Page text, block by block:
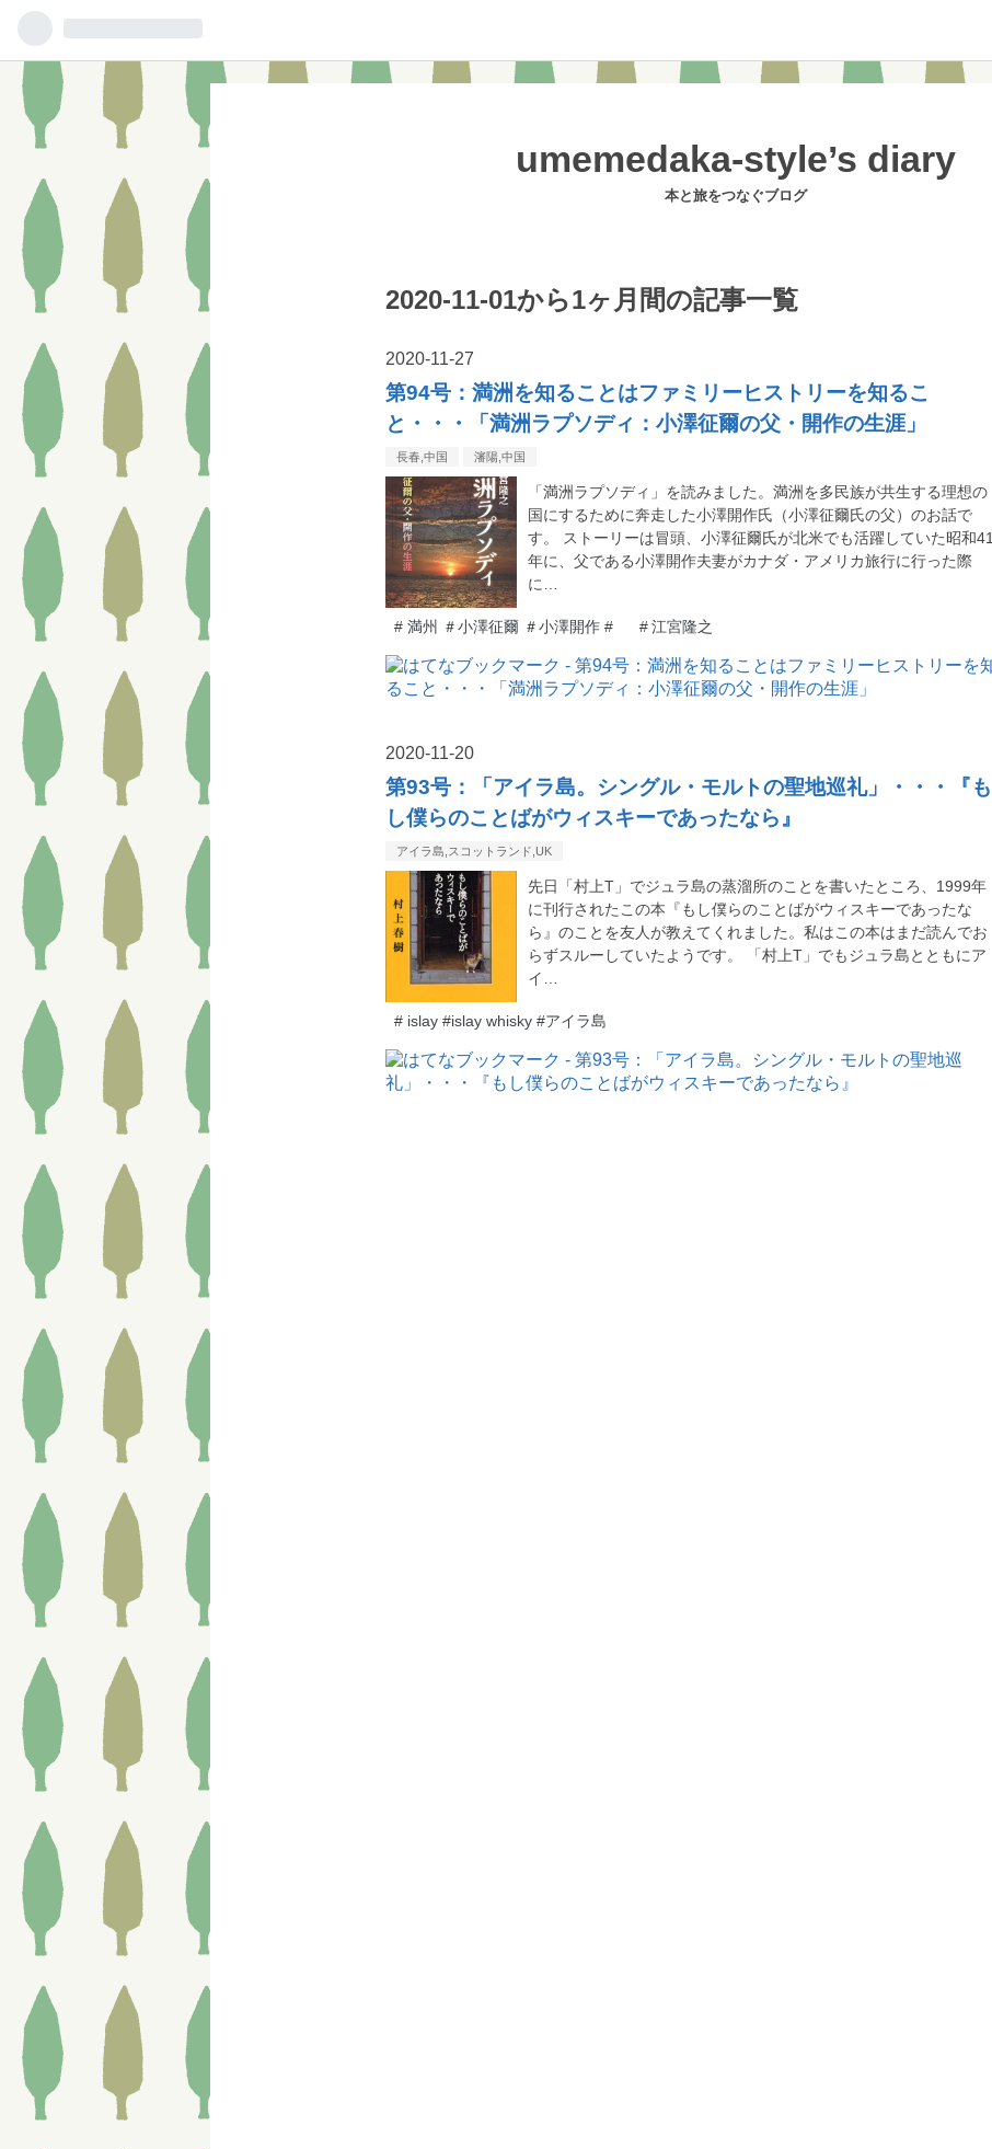
umemedaka-style’s diary
本と旅をつなぐブログ
2020-11-01から1ヶ月間の記事一覧
2020-11-27
第94号：満洲を知ることはファミリーヒストリーを知るこ
と・・・「満洲ラプソディ：小澤征爾の父・開作の生涯」
長春,中国 瀋陽,中国
「満洲ラプソディ」を読みました。満洲を多民族が共生する理想の
国にするために奔走した小澤開作氏（小澤征爾氏の父）のお話で
す。 ストーリーは冒頭、小澤征爾氏が北米でも活躍していた昭和41
年に、父である小澤開作夫妻がカナダ・アメリカ旅行に行った際
に…
# 満州 ＃小澤征爾 ＃小澤開作 # # 江宮隆之
2020-11-20
第93号：「アイラ島。シングル・モルトの聖地巡礼」・・・『も
し僕らのことばがウィスキーであったなら』
アイラ島,スコットランド,UK
先日「村上T」でジュラ島の蒸溜所のことを書いたところ、1999年
に刊行されたこの本『もし僕らのことばがウィスキーであったな
ら』のことを友人が教えてくれました。私はこの本はまだ読んでお
らずスルーしていたようです。 「村上T」でもジュラ島とともにア
イ…
# islay #islay whisky #アイラ島